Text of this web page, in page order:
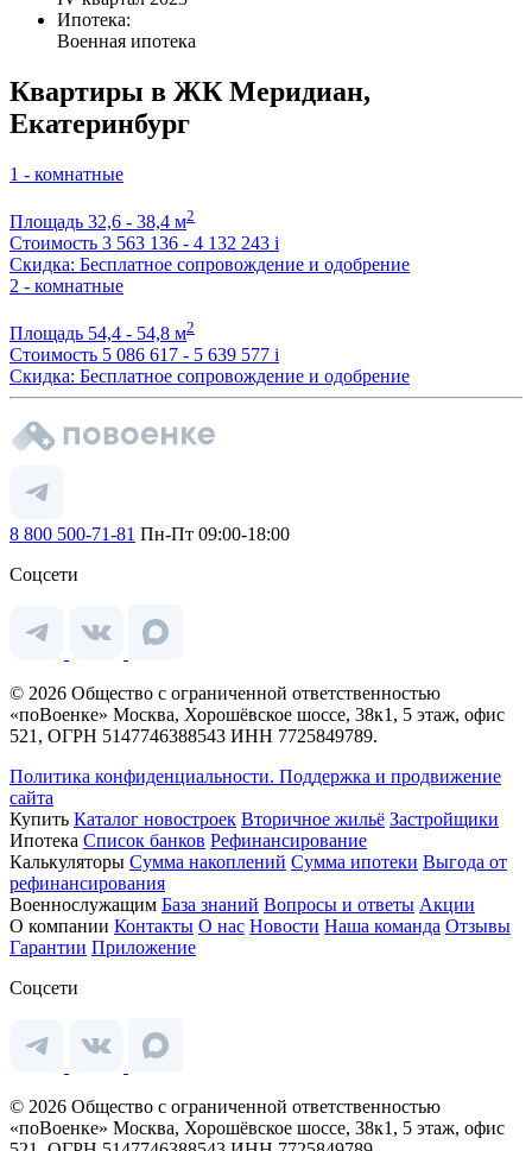
Ипотека:
Военная ипотека
Квартиры в ЖК Меридиан,
Екатеринбург
1 - комнатные
Площадь 32,6 - 38,4 м2
Стоимость 3 563 136 - 4 132 243 i
Скидка: Бесплатное сопровождение и одобрение
2 - комнатные
Площадь 54,4 - 54,8 м2
Стоимость 5 086 617 - 5 639 577 i
Скидка: Бесплатное сопровождение и одобрение
8 800 500-71-81 Пн-Пт 09:00-18:00
Соцсети
© 2026 Общество с ограниченной ответственностью
«поВоенке» Москва, Хорошёвское шоссе, 38к1, 5 этаж, офис
521, ОГРН 5147746388543 ИНН 7725849789.
Политика конфиденциальности. Поддержка и продвижение
сайта
Купить Каталог новостроек Вторичное жильё Застройщики
Ипотека Список банков Рефинансирование
Калькуляторы Сумма накоплений Сумма ипотеки Выгода от
рефинансирования
Военнослужащим База знаний Вопросы и ответы Акции
О компании Контакты О нас Новости Наша команда Отзывы
Гарантии Приложение
Соцсети
© 2026 Общество с ограниченной ответственностью
«поВоенке» Москва, Хорошёвское шоссе, 38к1, 5 этаж, офис